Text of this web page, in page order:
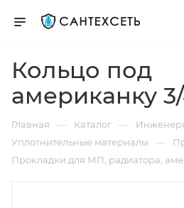
Кольцо под
американку
Главная — Каталог —
Уплотнительные материалы —
Прокладки для МП, радиатора,